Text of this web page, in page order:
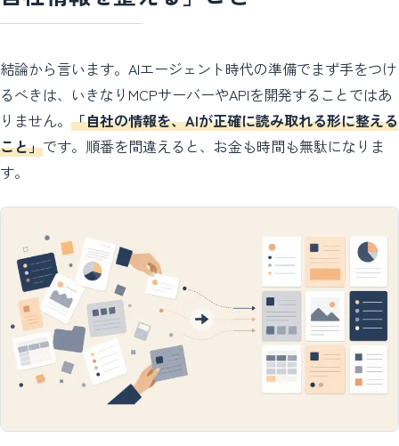
結論から言います。AIエージェント時代の準備でまず手をつけ
るべきは、いきなりMCPサーバーやAPIを開発することではあ
りません。 「自社の情報を、AIが正確に読み取れる形に整える
こと」です。順番を間違えると、お金も時間も無駄になりま
す。